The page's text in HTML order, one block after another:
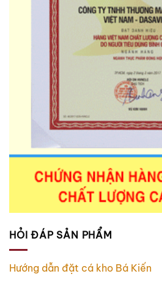
HỎI ĐÁP SẢN PHẨM
Hướng dẫn đặt cá kho Bá Kiến